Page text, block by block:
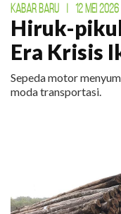
KABAR BARU | 12 MEI 2026
Hiruk-
Era Krisis
Sepeda motor
moda transportasi.